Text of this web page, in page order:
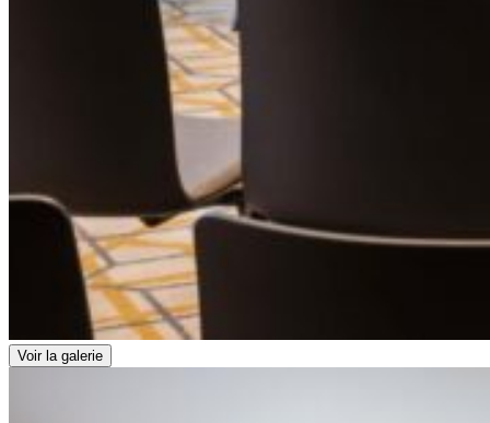
Voir la galerie